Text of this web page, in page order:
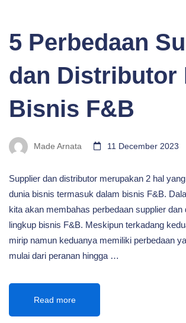
5 Perbedaan
dan Distributor
Bisnis F&B
Made Arnata 11 December 2023
Supplier dan distributor merupakan 2 hal
dunia bisnis termasuk dalam bisnis F&B.
kita akan membahas perbedaan supplier dan
lingkup bisnis F&B. Meskipun terkadang
mirip namun keduanya memiliki perbedaan
mulai dari peranan hingga …
Read more